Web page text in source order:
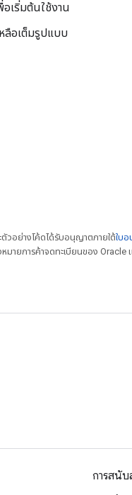
อเริ่มต้นใช้งาน
ลือเต็มรูปแบบ
ตัวอย่างโค้ดได้รับอนุญาตภายใต้ใบ
หมายการค้าจดทะเบียนของ Oracle
การสนั